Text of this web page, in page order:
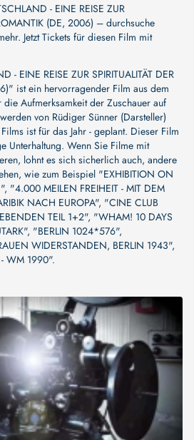
- EINE REISE ZUR
(DE, 2006) – durchsuche
Jetzt Tickets für diesen Film mit
- EINE REISE ZUR SPIRITUALITÄT DER
ist ein hervorragender Film aus dem
Aufmerksamkeit der Zuschauer auf
von Rüdiger Sünner (Darsteller)
ist für das Jahr - geplant. Dieser Film
Unterhaltung. Wenn Sie Filme mit
lohnt es sich sicherlich auch, andere
wie zum Beispiel "EXHIBITION ON
, "4.000 MEILEN FREIHEIT - MIT DEM
NACH EUROPA", "CINE CLUB
TEIL 1+2", "WHAM! 10 DAYS
, "BERLIN 1024*576",
WIDERSTANDEN, BERLIN 1943",
WM 1990".